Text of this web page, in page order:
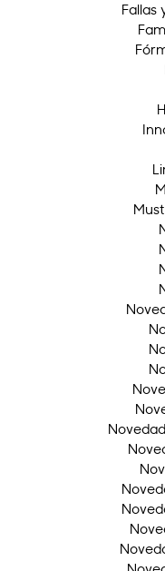
Fallas